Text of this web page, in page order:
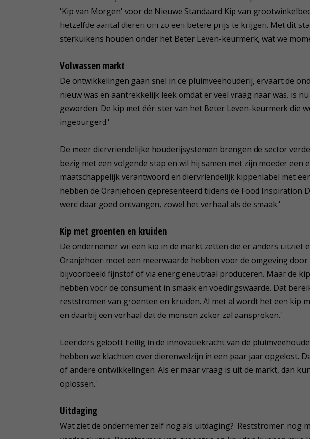
'Kip van Morgen' voor de Nieuwe Standaard Kip van
hetzelfde aantal dieren om zo een betere prijs te krijgen. Met dit
sterkuikens houden onder het Beter Leven-keurmerk, wat we
Volwassen markt
De ontwikkelingen gaan snel in de pluimveehouderij, ervaart de
nieuw was en aantrekkelijk leek omdat er veel vraag naar was, is
geworden. De kip met één ster van het Beter Leven-keurmerk die
ingeburgerd.'
De meer diervriendelijke houderijsystemen brengen de sector
bezig met een volgende stap en wil hij samen met zijn moeder een
maatschappelijk verantwoord en diervriendelijk kippenlabel met
hebben de Oranjehoen gepresenteerd tijdens de Food Inspiration
werd daar goed ontvangen, zowel het verhaal als de smaak.'
Kip met groenten en kruiden
De ondernemer wil een kip in de markt zetten die er anders uitziet
Oranjehoen moet een meerwaarde hebben voor de omgeving
bijvoorbeeld fijnstof of via energieneutraal produceren. Maar de
hebben voor de consument in smaak en voedingswaarde. Dat
reststromen van groenten en kruiden. Al met al wordt het een kip
en daarbij een verhaal dat de mensen zeker zal aanspreken.'
Leenders gelooft heilig in de innovatiekracht van de
hebben we klachten over dierenwelzijn in een paar jaar opgelost.
of andere ontwikkelingen. Als er maar vraag is uit de markt, dan
oplossen.'
Uitdaging
Wat ziet de ondernemer zelf nog als uitdaging? 'Reststromen nog